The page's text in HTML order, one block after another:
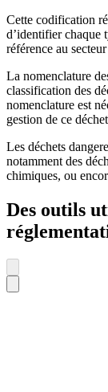
Cette codification
d’identifier chaque
référence au
La nomenclature
classification des
nomenclature est
gestion de ce
Les déchets
notamment des
chimiques, ou
Des outils